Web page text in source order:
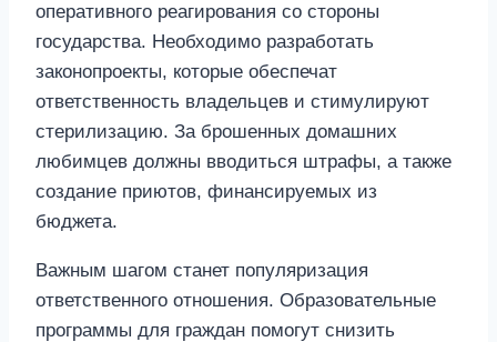
оперативного реагирования со стороны
государства. Необходимо разработать
законопроекты, которые обеспечат
ответственность владельцев и стимулируют
стерилизацию. За брошенных домашних
любимцев должны вводиться штрафы, а также
создание приютов, финансируемых из
бюджета.
Важным шагом станет популяризация
ответственного отношения. Образовательные
программы для граждан помогут снизить